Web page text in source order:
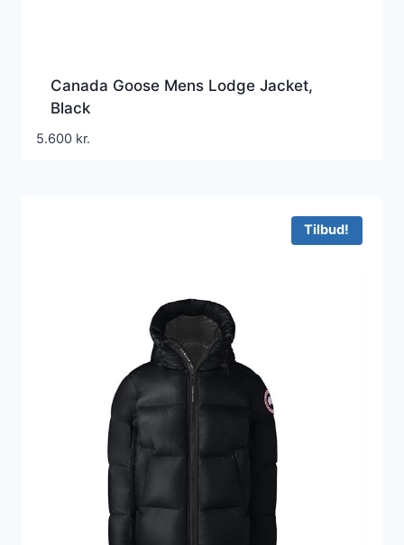
Canada Goose Mens Lodge Jacket,
Black
5.600 kr.
Tilbud!